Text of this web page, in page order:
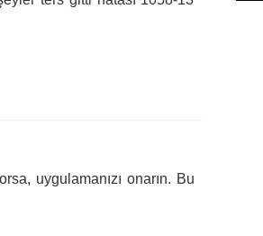
uygulamanızı onarın. Bu